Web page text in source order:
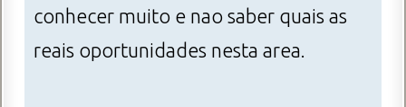
conhecer muito e nao saber quais as
reais oportunidades nesta area.